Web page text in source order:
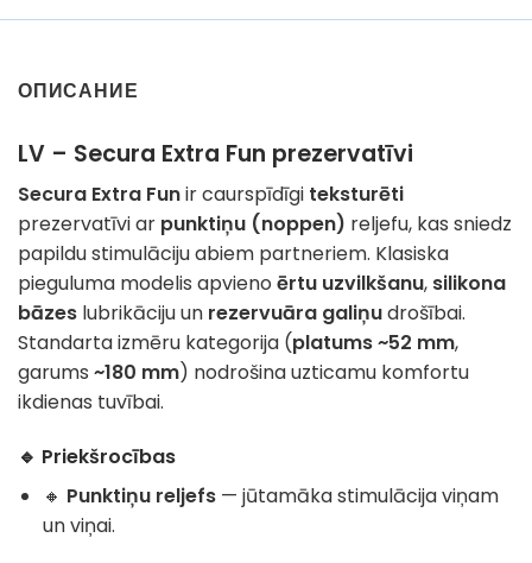
ОПИСАНИЕ
LV – Secura Extra Fun prezervatīvi
Secura Extra Funir caurspīdīgi teksturēti
prezervatīvi ar punktiņu (noppen) reljefu, kas sniedz
papildu stimulāciju abiem partneriem. Klasiska
pieguluma modelis apvieno ērtu uzvilkšanu, silikona
bāzes lubrikāciju un rezervuāra galiņudrošībai.
Standarta izmēru kategorija (platums ~52 mm,
garums ~180 mm) nodrošina uzticamu komfortu
ikdienas tuvībai.
🔹 Priekšrocības
🔸 Punktiņu reljefs— jūtamāka stimulācija viņam
un viņai.